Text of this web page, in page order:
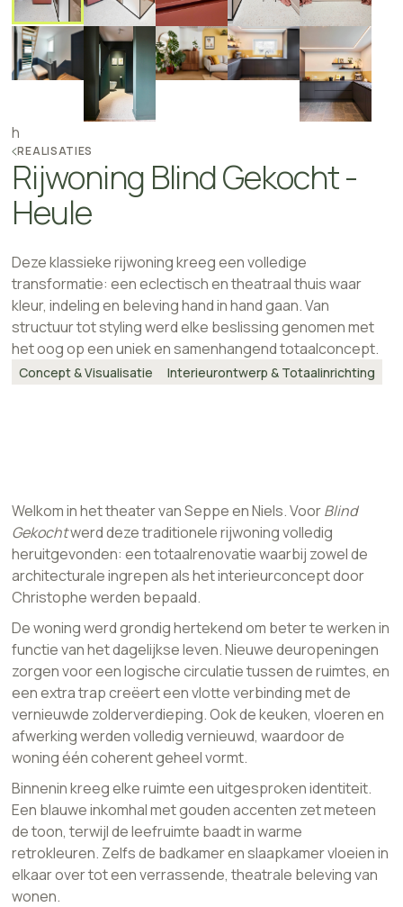
h
REALISATIES
Rijwoning Blind Gekocht -
Heule
Deze klassieke rijwoning kreeg een volledige
transformatie: een eclectisch en theatraal thuis waar
kleur, indeling en beleving hand in hand gaan. Van
structuur tot styling werd elke beslissing genomen met
het oog op een uniek en samenhangend totaalconcept.
Concept & Visualisatie Interieurontwerp & Totaalinrichting
Welkom in het theater van Seppe en Niels. VoorBlind
Gekochtwerd deze traditionele rijwoning volledig
heruitgevonden: een totaalrenovatie waarbij zowel de
architecturale ingrepen als het interieurconcept door
Christophe werden bepaald.
De woning werd grondig hertekend om beter te werken in
functie van het dagelijkse leven. Nieuwe deuropeningen
zorgen voor een logische circulatie tussen de ruimtes, en
een extra trap creëert een vlotte verbinding met de
vernieuwde zolderverdieping. Ook de keuken, vloeren en
afwerking werden volledig vernieuwd, waardoor de
woning één coherent geheel vormt.
Binnenin kreeg elke ruimte een uitgesproken identiteit.
Een blauwe inkomhal met gouden accenten zet meteen
de toon, terwijl de leefruimte baadt in warme
retrokleuren. Zelfs de badkamer en slaapkamer vloeien in
elkaar over tot een verrassende, theatrale beleving van
wonen.